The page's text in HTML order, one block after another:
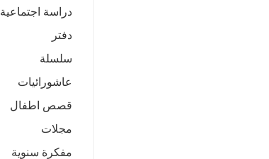
دراسة اجتماعية
دفتر
سلسلة
عاشورائيات
قصص اطفال
مجلات
مفكرة سنوية